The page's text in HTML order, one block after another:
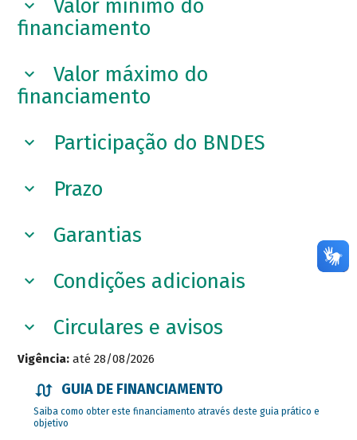
Valor mínimo do
financiamento
Valor máximo do
financiamento
Participação do BNDES
Prazo
Garantias
Condições adicionais
Circulares e avisos
Vigência: até 28/08/2026
GUIA DE FINANCIAMENTO
Saiba como obter este financiamento através deste guia prático e
objetivo